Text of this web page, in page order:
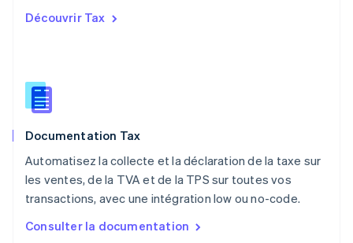
Découvrir Tax
Documentation Tax
Automatisez la collecte et la déclaration de la taxe sur
les ventes, de la TVA et de la TPS sur toutes vos
transactions, avec une intégration low ou no-code.
Consulter la documentation
Portugal
République tchèque
English
English
Royaume-Uni
Singapour
English简体中文
English